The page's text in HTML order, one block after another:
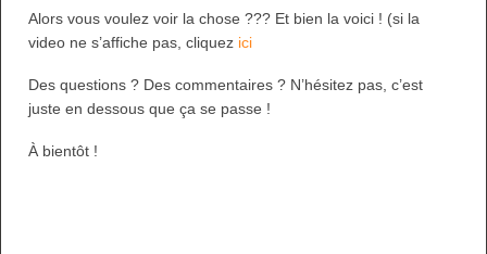
Alors vous voulez voir la chose ??? Et bien la voici ! (si la
video ne s’affiche pas, cliquez ici
Des questions ? Des commentaires ? N’hésitez pas, c’est
juste en dessous que ça se passe !
À bientôt !